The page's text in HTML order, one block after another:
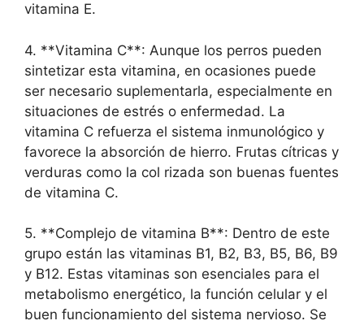
vitamina E.
4. **Vitamina C**: Aunque los perros pueden
sintetizar esta vitamina, en ocasiones puede
ser necesario suplementarla, especialmente en
situaciones de estrés o enfermedad. La
vitamina C refuerza el sistema inmunológico y
favorece la absorción de hierro. Frutas cítricas y
verduras como la col rizada son buenas fuentes
de vitamina C.
5. **Complejo de vitamina B**: Dentro de este
grupo están las vitaminas B1, B2, B3, B5, B6, B9
y B12. Estas vitaminas son esenciales para el
metabolismo energético, la función celular y el
buen funcionamiento del sistema nervioso. Se